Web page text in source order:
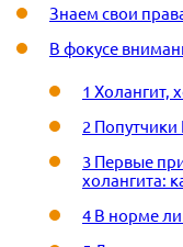
Знаем свои
В фокусе
1 Холангит,
2
3 Первые
холангита:
4 В норме